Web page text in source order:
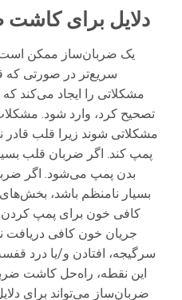
دلایل برای کاشت
یک ضربان‌ساز ممکن
سریع‌تر در صورتی که
مشکلاتی را ایجاد می‌کند
تصحیح کرد، وارد شود.
مشکلاتی شوند زیرا قلب
پمپ کند. اگر ضربان قلب
بدن پمپ می‌شود. اگر
بسیار نامنظم باشد،
کافی خون برای پمپ کردن
جریان خون کافی دریافت
سرگیجه، افتادن و/یا درد
این نقطه، راه‌حل کاشت
ضربان‌ساز می‌تواند برای